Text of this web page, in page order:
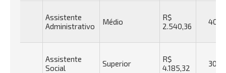
Assistente
Administrativo
Médio
R$
2.540,36
40h
Assistente
Social
Superior
R$
4.185,32
30h